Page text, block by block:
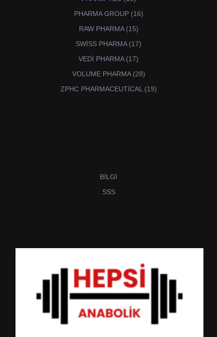
PHARMA GROUP 1616
RAW PHARMA 1515
SWİSS PHARMA 1717
VEDİ PHARMA 1717
VOLUME PHARMA 2828
ZPHC PHARMACEUTİCAL 1919
BİLGİ
SSS